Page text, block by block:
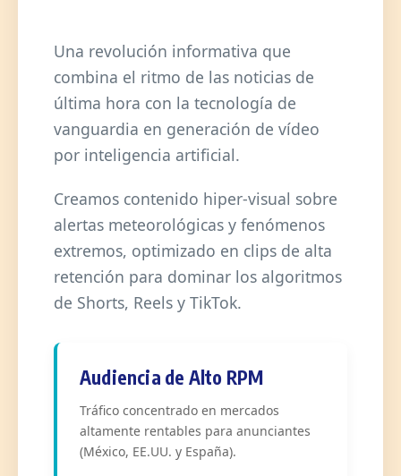
Una revolución informativa que
combina el ritmo de las noticias de
última hora con la tecnología de
vanguardia en generación de vídeo
por inteligencia artificial.
Creamos contenido hiper-visual sobre
alertas meteorológicas y fenómenos
extremos, optimizado en clips de alta
retención para dominar los algoritmos
de Shorts, Reels y TikTok.
Audiencia de Alto RPM
Tráfico concentrado en mercados
altamente rentables para anunciantes
(México, EE.UU. y España).